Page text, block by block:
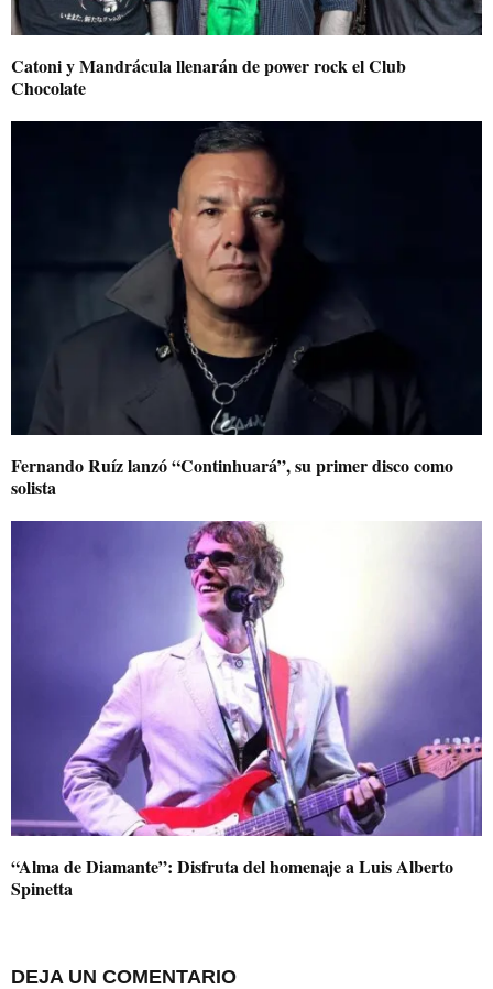
Catoni y Mandrácula llenarán de power rock el Club
Chocolate
Fernando Ruíz lanzó “Continhuará”, su primer disco como
solista
“Alma de Diamante”: Disfruta del homenaje a Luis Alberto
Spinetta
DEJA UN COMENTARIO